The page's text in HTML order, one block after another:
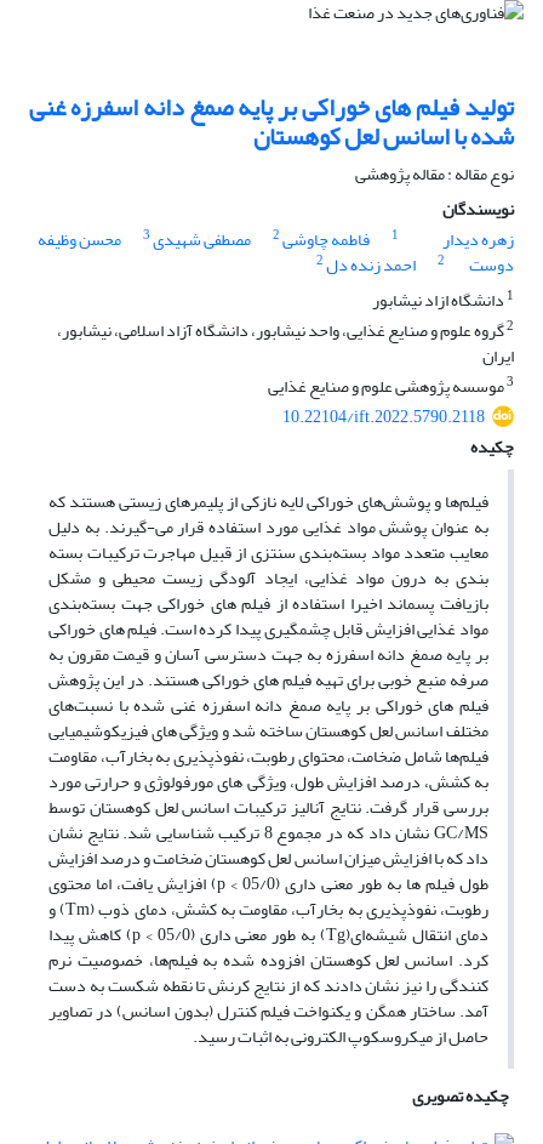
تولید فیلم های خوراکی بر پایه صمغ دانه اسفرزه غنی
شده با اسانس لعل کوهستان
نوع مقاله : مقاله پژوهشی
نویسندگان
زهره دیدار
1 فاطمه چاوشی2 مصطفی شهیدی3 محسن وظیفه
دوست 2 احمد زنده دل2
1 دانشگاه ازاد نیشابور
2گروه علوم و صنایع غذایی، واحد نیشابور، دانشگاه آزاد اسلامی، نیشابور،
ایران
3موسسه پژوهشی علوم و صنایع غذایی
10.22104/ift.2022.5790.2118
چکیده
فیلم‌ها و پوشش‌های خوراکی لایه نازکی از پلیمرهای زیستی هستند که
به عنوان پوشش مواد غذایی مورد استفاده قرار می-گیرند. به دلیل
معایب متعدد مواد بسته‌بندی سنتزی از قبیل مهاجرت ترکیبات بسته
بندی به درون مواد غذایی، ایجاد آلودگی زیست محیطی و مشکل
بازیافت پسماند اخیرا استفاده از فیلم های خوراکی جهت بسته‌بندی
مواد غذایی افزایش قابل چشمگیری پیدا کرده است. فیلم های خوراکی
بر پایه صمغ دانه اسفرزه به جهت دسترسی آسان و قیمت مقرون به
صرفه منبع خوبی برای تهیه فیلم های خوراکی هستند. در این پژوهش
فیلم های خوراکی بر پایه صمغ دانه اسفرزه غنی شده با نسبت‌های
مختلف اسانس لعل کوهستان ساخته شد و ویژگی های فیزیکوشیمیایی
فیلم‌ها شامل ضخامت، محتوای رطوبت، نفوذپذیری به بخارآب، مقاومت
به کشش، درصد افزایش طول، ویژگی های مورفولوژی و حرارتی مورد
بررسی قرار گرفت. نتایج آنالیز ترکیبات اسانس لعل کوهستان توسط
GC/MS نشان داد که در مجموع 8 ترکیب شناسایی شد. نتایج نشان
داد که با افزایش میزان اسانس لعل کوهستان ضخامت و درصد افزایش
طول فیلم ها به طور معنی داری (05/0 > p) افزایش یافت، اما محتوی
رطوبت، نفوذپذیری به بخارآب، مقاومت به کشش، دمای ذوب (Tm) و
دمای انتقال شیشه‌ای(Tg) به طور معنی داری (05/0 > p) کاهش پیدا
کرد. اسانس لعل کوهستان افزوده شده به فیلم‌ها، خصوصیت نرم
کنندگی را نیز نشان دادند که از نتایج کرنش تا نقطه شکست به دست
آمد. ساختار همگن و یکنواخت فیلم کنترل (بدون اسانس) در تصاویر
حاصل از میکروسکوپ الکترونی به اثبات رسید.
چکیده تصویری